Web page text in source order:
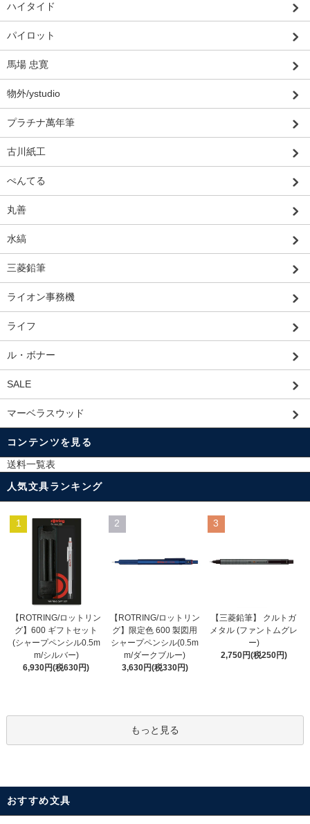
ハイタイド
パイロット
馬場 忠寛
物外/ystudio
プラチナ萬年筆
古川紙工
ぺんてる
丸善
水縞
三菱鉛筆
ライオン事務機
ライフ
ル・ボナー
SALE
マーベラスウッド
コンテンツを見る
送料一覧表
人気文具ランキング
1
【ROTRING/ロットリン
グ】600 ギフトセット
(シャープペンシル0.5m
m/シルバー)
6,930円(税630円)
2
【ROTRING/ロットリン
グ】限定色 600 製図用
シャープペンシル(0.5m
m/ダークブルー)
3,630円(税330円)
3
【三菱鉛筆】 クルトガ
メタル (ファントムグレ
ー)
2,750円(税250円)
もっと見る
おすすめ文具